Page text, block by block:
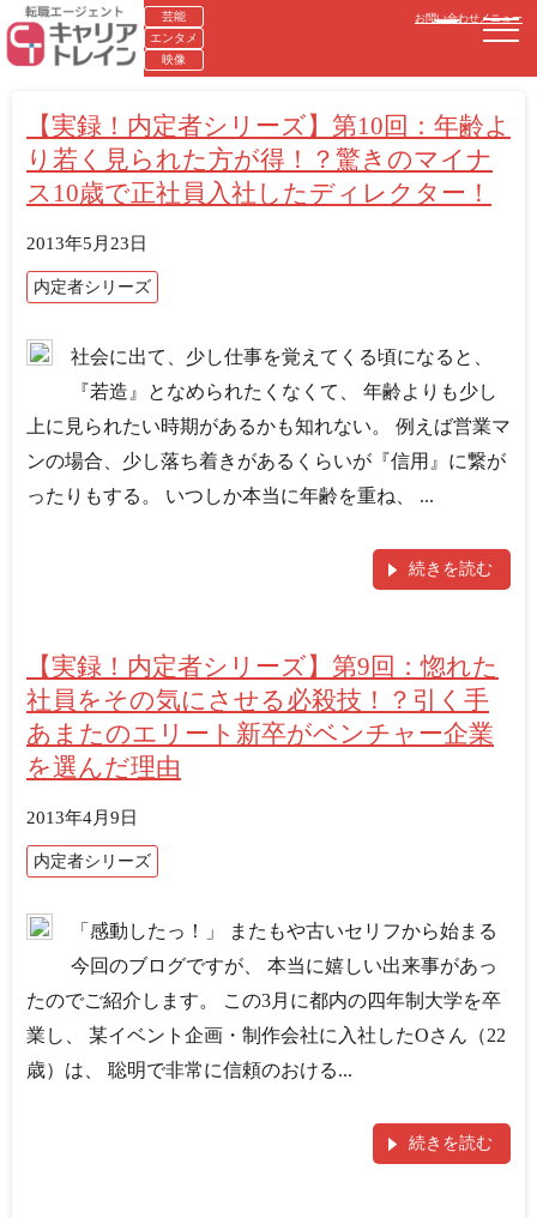
芸能
エンタメ
映像
お問い合わせメニュー
【実録！内定者シリーズ】第10回：年齢よ
り若く見られた方が得！？驚きのマイナ
ス10歳で正社員入社したディレクター！
2013年5月23日
内定者シリーズ
社会に出て、少し仕事を覚えてくる頃になると、
『若造』となめられたくなくて、 年齢よりも少し
上に見られたい時期があるかも知れない。 例えば営業マ
ンの場合、少し落ち着きがあるくらいが『信用』に繋が
ったりもする。 いつしか本当に年齢を重ね、 ...
続きを読む
【実録！内定者シリーズ】第9回：惚れた
社員をその気にさせる必殺技！？引く手
あまたのエリート新卒がベンチャー企業
を選んだ理由
2013年4月9日
内定者シリーズ
「感動したっ！」 またもや古いセリフから始まる
今回のブログですが、 本当に嬉しい出来事があっ
たのでご紹介します。 この3月に都内の四年制大学を卒
業し、 某イベント企画・制作会社に入社したOさん（22
歳）は、 聡明で非常に信頼のおける...
続きを読む